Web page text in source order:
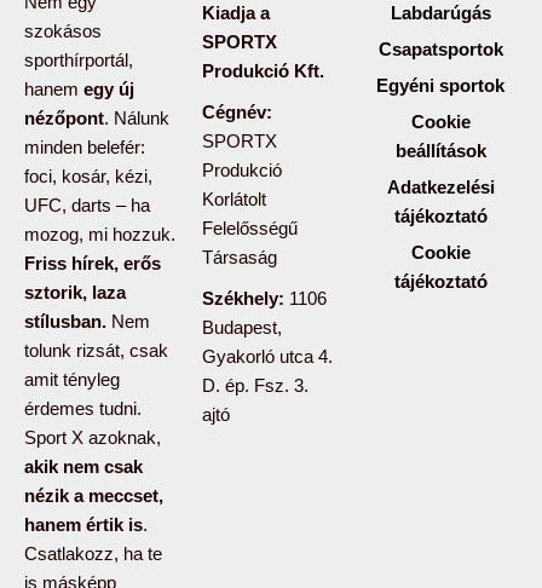
szokásos
sporthírportál,
hanem egy új
nézőpont. Nálunk
minden belefér:
foci, kosár, kézi,
UFC, darts – ha
mozog, mi hozzuk.
Friss hírek, erős
sztorik, laza
stílusban. Nem
tolunk rizsát, csak
amit tényleg
érdemes tudni.
Sport X azoknak,
akik nem csak
nézik a meccset,
hanem értik is.
Csatlakozz, ha te
is másképp
Kiadja a
SPORTX
Produkció Kft.
Cégnév:
SPORTX
Produkció
Korlátolt
Felelősségű
Társaság
Székhely: 1106
Budapest,
Gyakorló utca 4.
D. ép. Fsz. 3.
ajtó
Labdarúgás
Csapatsportok
Egyéni sportok
Cookie
beállítások
Adatkezelési
tájékoztató
Cookie
tájékoztató